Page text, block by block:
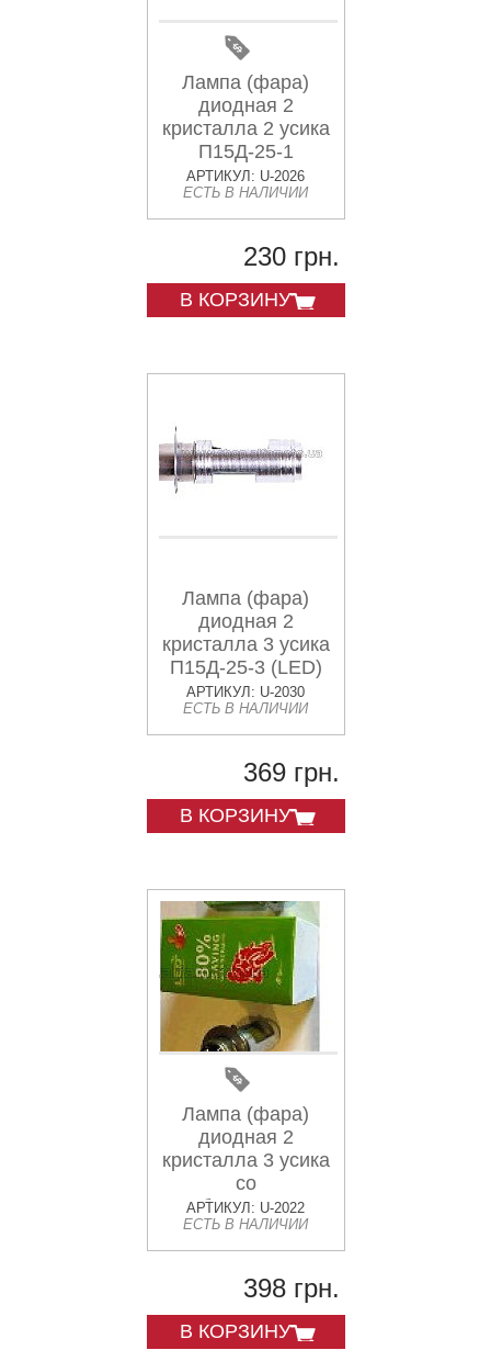
Лампа (фара)
диодная 2
кристалла 2 усика
П15Д-25-1
АРТИКУЛ: U-2026
ЕСТЬ В НАЛИЧИИ
230 грн.
В КОРЗИНУ
Лампа (фара)
диодная 2
кристалла 3 усика
П15Д-25-3 (LED)
АРТИКУЛ: U-2030
ЕСТЬ В НАЛИЧИИ
369 грн.
В КОРЗИНУ
Лампа (фара)
диодная 2
кристалла 3 усика
со
стабилизатором
(LED)
АРТИКУЛ: U-2022
ЕСТЬ В НАЛИЧИИ
398 грн.
В КОРЗИНУ